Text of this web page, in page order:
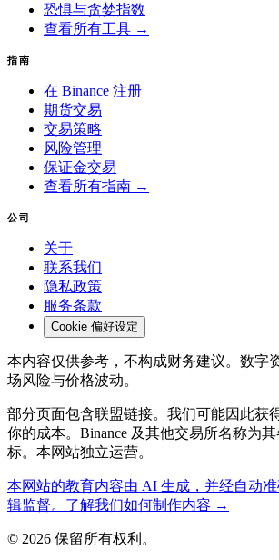
恐惧与贪婪指数
查看所有工具 →
指南
在 Binance 注册
期货交易
交易策略
风险管理
保证金交易
查看所有指南 →
公司
关于
联系我们
隐私政策
服务条款
Cookie 偏好设定
本内容仅供参考，不构成财务建议。数字
场风险与价格波动。
部分页面包含联盟链接。我们可能因此获
你的成本。Binance 及其他交易所名称为
标。本网站独立运营。
本网站的教育内容由 AI 生成，并经自动
辑监督。了解我们如何制作内容 →
© 2026 保留所有权利。